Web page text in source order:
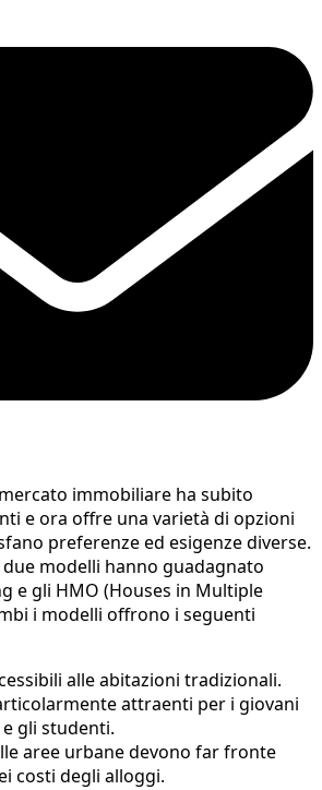
immobiliare ha subito
e ora offre una varietà di opzioni
preferenze ed esigenze diverse.
modelli hanno guadagnato
e gli HMO (Houses in Multiple
i modelli offrono i seguenti
alle abitazioni tradizionali.
attraenti per i giovani
gli studenti.
aree urbane devono far fronte
costi degli alloggi.